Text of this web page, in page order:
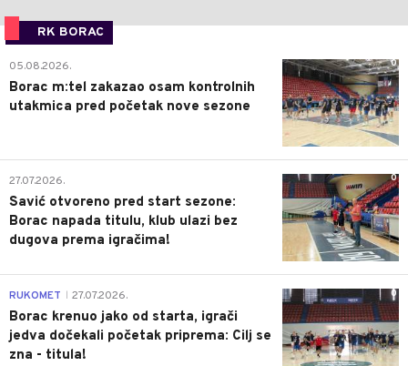
RK BORAC
0
05.08.2026.
Borac m:tel zakazao osam kontrolnih
utakmica pred početak nove sezone
0
27.07.2026.
Savić otvoreno pred start sezone:
Borac napada titulu, klub ulazi bez
dugova prema igračima!
0
RUKOMET 27.07.2026.
Borac krenuo jako od starta, igrači
jedva dočekali početak priprema: Cilj se
zna - titula!